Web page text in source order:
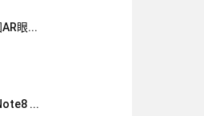
眼...
...